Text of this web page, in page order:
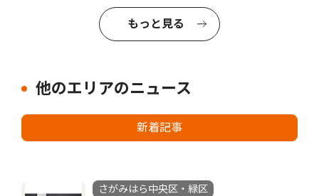
もっと見る
他のエリアのニュース
新着記事
さがみはら中央区・緑区